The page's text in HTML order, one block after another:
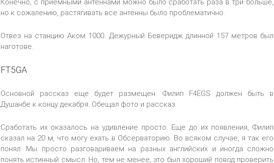
Конечно, с приемными антеннами можно было сработать раза в три больше,
но к сожалению, растягивать все антенны было проблематично.
Отвез на станцию Аком 1000. Дежурный Беверидж длинной 157 метров был
наготове.
FT5GA
Основной рассказ еще будет размещен. Филип F4EGS должен быть в
Душанбе к концу декабря. Обещал фото и рассказ.
Сработать их оказалось на удивление просто. Еще до их появления, Филип
сказал на 20 м, что могу ехать в Обсерваторию. Во всяком случае, я так его
понял. Мы просто разговариваем на разных английских и иногда сложно
понять истинный смысл. Но, тем не менее, это был хороший повод проверить